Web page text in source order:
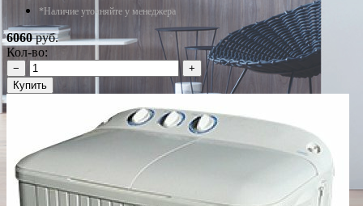
*Наличие уточняйте у менеджера
6060руб.
Кол-во:
−
+
Купить